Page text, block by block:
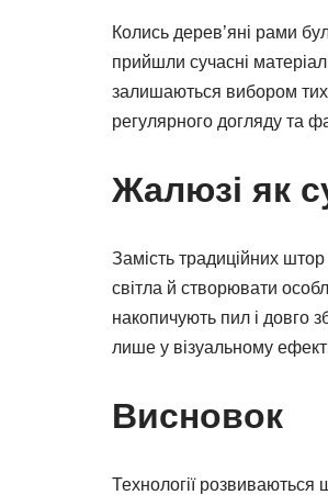
Колись дерев’яні рами
прийшли сучасні
залишаються вибором тих,
регулярного догляду та
Жалюзі як
Замість традиційних
світла й створювати
накопичують пил і довго
лише у візуальному
Висновок
Технології